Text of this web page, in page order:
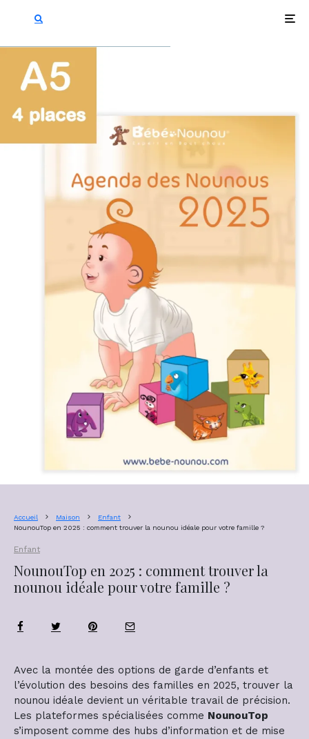
Accueil Maison
Enfant
NounouTop en 2025 : comment trouver la nounou idéale pour votre famille ?
Enfant
NounouTop en 2025 : comment trouver la
nounou idéale pour votre famille ?
Avec la montée des options de garde d’enfants et
l’évolution des besoins des familles en 2025, trouver la
nounou idéale devient un véritable travail de précision.
Les plateformes spécialisées comme NounouTop
s’imposent comme des hubs d’information et de mise